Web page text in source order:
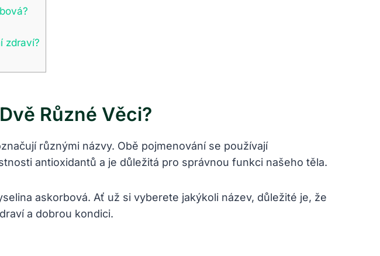
zdraví?
Různé Věci?
různými názvy. Obě pojmenování se používají
antioxidantů a je důležitá pro správnou funkci našeho těla.
askorbová. Ať už si vyberete jakýkoli název, důležité je, že
a dobrou kondici.